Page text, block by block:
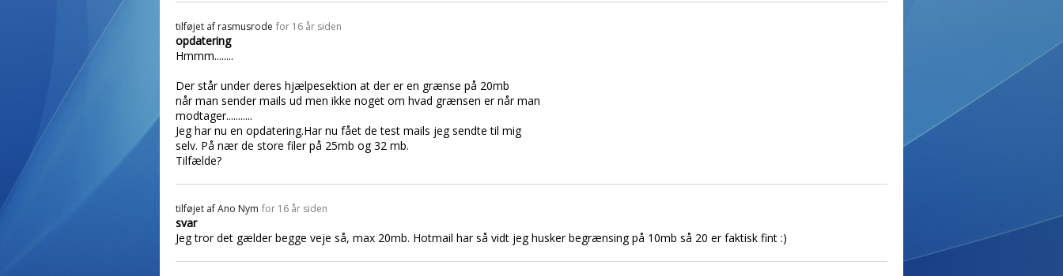
tilføjet af rasmusrode for 16 år siden
opdatering
Hmmm........
Der står under deres hjælpesektion at der er en grænse på 20mb
når man sender mails ud men ikke noget om hvad grænsen er når man
modtager...........
Jeg har nu en opdatering.Har nu fået de test mails jeg sendte til mig
selv. På nær de store filer på 25mb og 32 mb.
Tilfælde?
tilføjet afAno Nym for 16 år siden
svar
Jeg tror det gælder begge veje så, max 20mb. Hotmail har så vidt jeg husker begrænsing på 10mb så 20 er faktisk fint :)